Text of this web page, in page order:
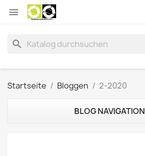

search
Startseite Bloggen 2-2020
BLOG NAVIGATION